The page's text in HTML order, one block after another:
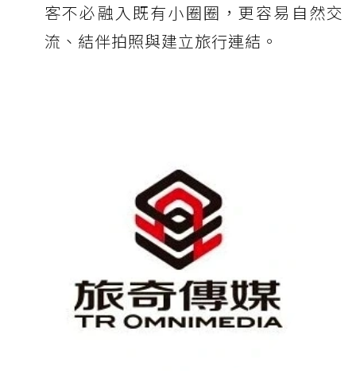
客不必融入既有小圈圈，更容易自然交
流、結伴拍照與建立旅行連結。